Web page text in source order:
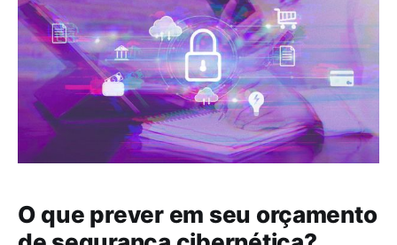
O que prever em seu orçamento